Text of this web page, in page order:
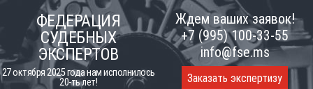
content
ФЕДЕРАЦИЯ
СУДЕБНЫХ
ЭКСПЕРТОВ
27 октября 2025 года нам исполнилось
20-ть лет!
Ждем ваших заявок!
+7 (995) 100-33-55
info@fse.ms
Заказать экспертизу